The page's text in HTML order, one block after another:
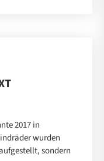
2017 in
wurden
sondern